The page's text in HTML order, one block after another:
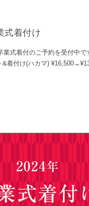
式着付け
業式着付のご予約を受付中で
&着付け(ハカマ)